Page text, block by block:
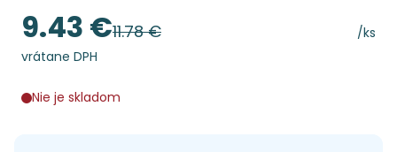
Pôvodná cena
11.78 € Cena
/ks
Cena
9.43 €
vrátane DPH
Nie je skladom